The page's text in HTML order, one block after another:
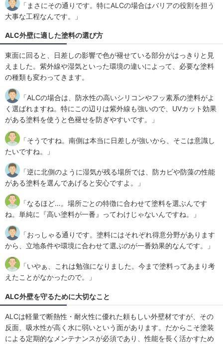
「まさにその通りです。特にALCの場合はバリアの役割を担う
大事な工程なんです。」
ALC外壁に適した塗料の選び方
東面に回ると、日差しの影響で色が褪せている部分がはっきりと見
えました。紫外線や湿気といった環境の違いによって、必要な塗料
の種類も変わってきます。
「ALCの場合は、防水性の高いシリコンやフッ素系の塗料がよ
く選ばれますね。特にこの辺りは紫外線も強いので、UVカット効果
がある塗料を使うと色褪せを防ぎやすいです。」
「そうですね。南側は本当に日差しが強いから、そこは意識し
たいですね。」
「逆に北側のように湿気が残る場所では、防カビや防藻の性能
がある塗料を選んであげると安心ですよ。」
「なるほど…。場所ごとの特徴に合わせて塗料を選ぶんです
ね。単純に『高い塗料が一番』ってわけじゃないんですね。」
「おっしゃる通りです。塗料にはそれぞれ得意分野があります
から、立地条件や環境に合わせて選ぶのが一番効果的なんです。」
「いやぁ、これは勉強になりました。今まで塗料ってあまり考
えたことがなかったので。」
ALC外壁を守るために大切なこと
ALCは軽量で断熱性・耐火性に優れた頼もしい外壁材ですが、その
反面、吸水性が高く水に弱いという面があります。だからこそ塗装
による定期的なメンテナンスが必須であり、性能を長く活かすため